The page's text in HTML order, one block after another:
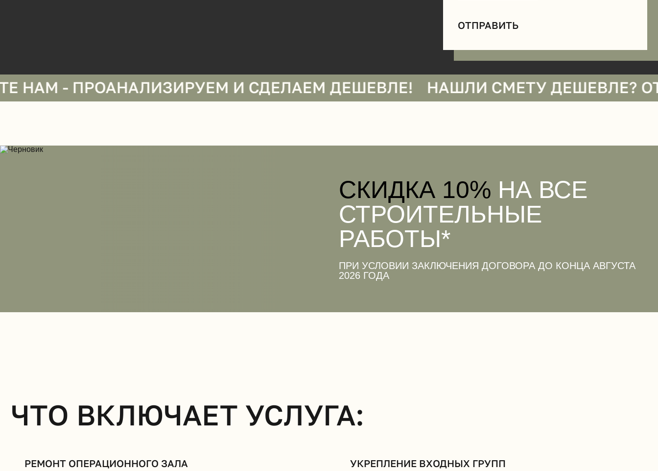
ПРОАНАЛИЗИРУЕМ И СДЕЛАЕМ ДЕШЕВЛЕ! НАШЛИ СМЕТУ ДЕШЕВЛЕ?
CКИДКА 10% НА ВСЕ
СТРОИТЕЛЬНЫЕ
РАБОТЫ*
ПРИ УСЛОВИИ ЗАКЛЮЧЕНИЯ ДОГОВОРА ДО КОНЦА АВГУСТА
2026 ГОДА
ЧТО ВКЛЮЧАЕТ УСЛУГА:
РЕМОНТ ОПЕРАЦИОННОГО ЗАЛА УКРЕПЛЕНИЕ ВХОДНЫХ ГРУПП